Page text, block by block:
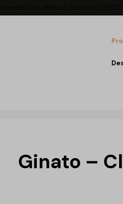
Ginato –